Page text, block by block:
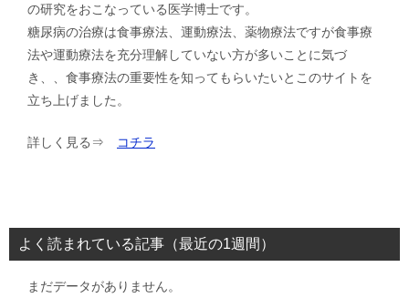
の研究をおこなっている医学博士です。
糖尿病の治療は食事療法、運動療法、薬物療法ですが食事療
法や運動療法を充分理解していない方が多いことに気づ
き、、食事療法の重要性を知ってもらいたいとこのサイトを
立ち上げました。
詳しく見る⇒ コチラ
よく読まれている記事（最近の1週間）
まだデータがありません。